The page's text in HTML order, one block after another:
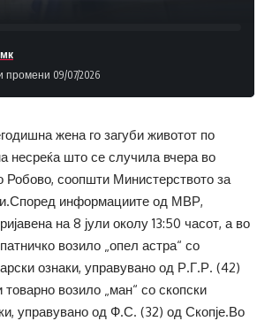
промени 09/07/2026
жена го загуби животот по
несреќа што се случила вчера во
Робово, соопшти Министерството за
информациите од МВР,
на 8 јули околу 13:50 часот, а во
возило „опел астра“ со
ознаки, управувано од Р.Г.Р. (42)
возило „ман“ со скопски
управувано од Ф.С. (32) од Скопје.Во